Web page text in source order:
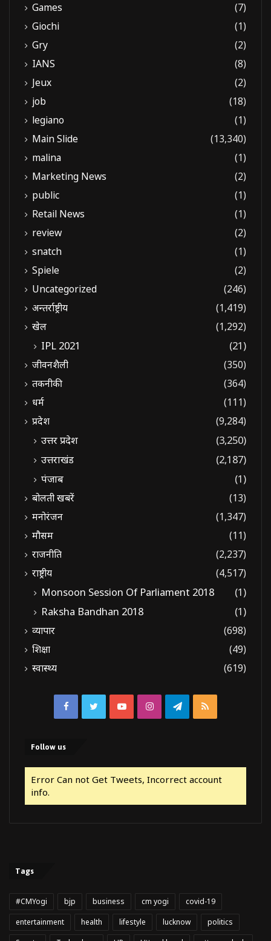
Games
(7)
Giochi
(1)
Gry
(2)
IANS
(8)
Jeux
(2)
job
(18)
legiano
(1)
Main Slide
(13,340)
malina
(1)
Marketing News
(2)
public
(1)
Retail News
(1)
review
(2)
snatch
(1)
Spiele
(2)
Uncategorized
(246)
अन्तर्राष्ट्रीय
(1,419)
खेल
(1,292)
IPL 2021 (21)
जीवनशैली
(350)
तकनीकी
(364)
धर्म
(111)
प्रदेश
(9,284)
उत्तर प्रदेश
(3,250)
उत्तराखंड
(2,187)
पंजाब
(1)
बोलती खबरें
(13)
मनोरंजन
(1,347)
मौसम
(11)
राजनीति
(2,237)
राष्ट्रीय
(4,517)
Monsoon Session Of Parliament 2018
(1)
Raksha Bandhan 2018
(1)
व्यापार
(698)
शिक्षा
(49)
स्वास्थ्य
(619)
FacebookTwitterYouTubeInstagramTelegram
RSS
Follow us
Error Can not Get Tweets, Incorrect account
info.
Tags
#CMYogi bjp business cm yogi
covid-19
entertainment
health lifestyle lucknow
politics